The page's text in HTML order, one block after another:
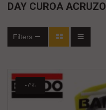
DAY CUROA ACRUZO
Filters
-7%